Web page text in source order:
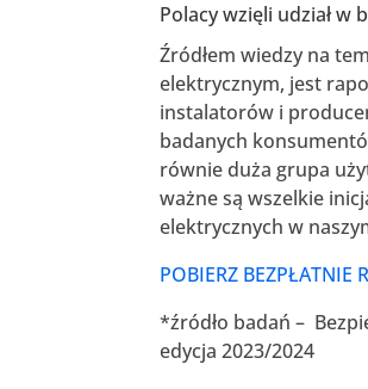
Polacy wzięli udział w
Źródłem wiedzy na
elektrycznym, jest
instalatorów i
badanych
równie duża grupa
ważne są wszelkie
elektrycznych w
POBIERZ BEZPŁATNIE
*źródło badań –
edycja 2023/2024